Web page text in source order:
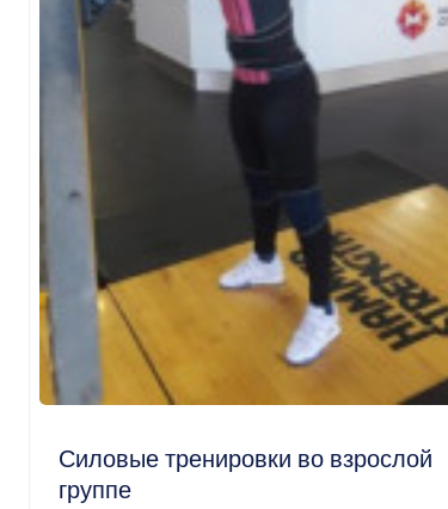
Силовые тренировки во взрослой
группе